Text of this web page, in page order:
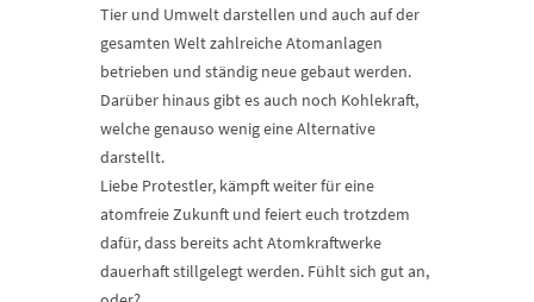
Tier und Umwelt darstellen und auch auf der
gesamten Welt zahlreiche Atomanlagen
betrieben und ständig neue gebaut werden.
Darüber hinaus gibt es auch noch Kohlekraft,
welche genauso wenig eine Alternative
darstellt.
Liebe Protestler, kämpft weiter für eine
atomfreie Zukunft und feiert euch trotzdem
dafür, dass bereits acht Atomkraftwerke
dauerhaft stillgelegt werden. Fühlt sich gut an,